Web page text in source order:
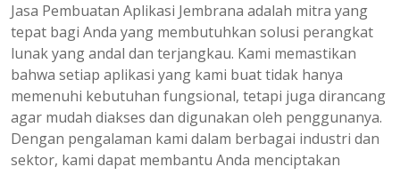
Jasa Pembuatan Aplikasi Jembrana adalah mitra yang
tepat bagi Anda yang membutuhkan solusi perangkat
lunak yang andal dan terjangkau. Kami memastikan
bahwa setiap aplikasi yang kami buat tidak hanya
memenuhi kebutuhan fungsional, tetapi juga dirancang
agar mudah diakses dan digunakan oleh penggunanya.
Dengan pengalaman kami dalam berbagai industri dan
sektor, kami dapat membantu Anda menciptakan